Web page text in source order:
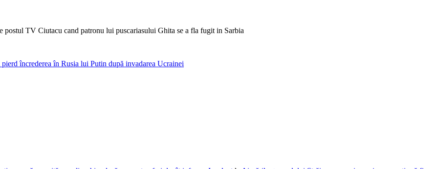
postul TV Ciutacu cand patronu lui puscariasului Ghita se a fla fugit in Sarbia
încrederea în Rusia lui Putin după invadarea Ucrainei